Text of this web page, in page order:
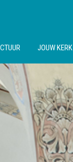
JOUW KERK